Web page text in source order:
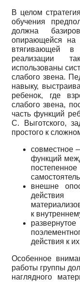
В целом
обучения
должна
опирающей­ся на
втягивающей
реализации
использованы
слабого звена.
навыку,
ребенок, где
слабого звена,
часть функций
С. Выготского,
простого к
совместное
функций
внешне
к
действия к
Особенное
работы группы
наглядного